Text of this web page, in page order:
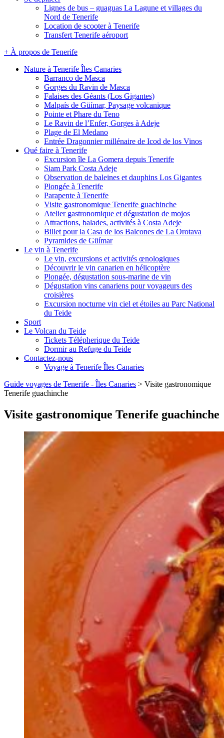
Lignes de bus – guaguas La Lagune et villages du
Nord de Tenerife
Location de scooter à Tenerife
Transfert Tenerife aéroport
+ À propos de Tenerife
Nature à Tenerife Îles Canaries
Barranco de Masca
Gorges du Ravin de Masca
Falaises des Géants (Los Gigantes)
Malpaís de Güímar, Paysage volcanique
Pointe et Phare du Teno
Le Ravin de l’Enfer, Gorges à Adeje
Plage de El Medano
Entrée Dragonnier millénaire de Icod de los Vinos
Qué faire à Tenerife
Excursion île La Gomera depuis Tenerife
Siam Park Costa Adeje
Observation de baleines et dauphins Los Gigantes
Plongée à Tenerife
Parapente à Tenerife
Visite gastronomique Tenerife guachinche
Atelier gastronomique et dégustation de mojos
Attractions, balades, activités à Costa Adeje
Billet pour la Casa de los Balcones de La Orotava
Pyramides de Güímar
Le vin à Tenerife
Le vin, excursions et activités œnologiques
Découvrir le vin canarien en hélicoptère
Plongée, dégustation sous-marine de vin
Dégustation vins canariens pour voyageurs des
croisières
Excursion nocturne vin ciel et étoiles au Parc National
du Teide
Sport
Le Volcan du Teide
Tickets Télépherique du Teide
Dormir au Refuge du Teide
Contactez-nous
Voyage à Tenerife Îles Canaries
Guide voyages de Tenerife - Îles Canaries > Visite gastronomique
Tenerife guachinche
Visite gastronomique Tenerife guachinche